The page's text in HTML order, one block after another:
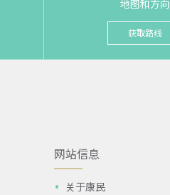
地图和方向
获取路线
网站信息
关于康民